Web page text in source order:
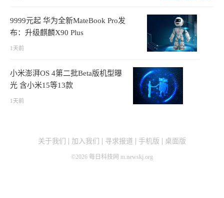
9999元起 华为全新MateBook Pro发
布：升级麒麟X90 Plus
1天前
小米澎湃OS 4第二批Beta版机型曝
光 含小米15等13款
1天前
关于我们 加入我们 寻求报道 手机版 桌面版
©2026 每日科技网 m.newskj.org